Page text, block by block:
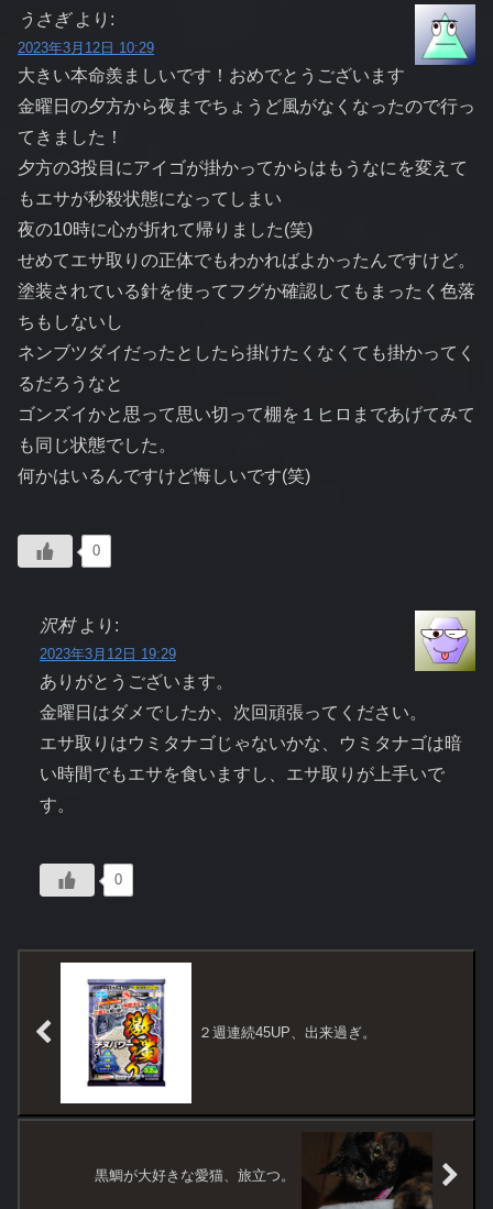
うさぎ より:
2023年3月12日 10:29
大きい本命羨ましいです！おめでとうございます
金曜日の夕方から夜までちょうど風がなくなったので行っ
てきました！
夕方の3投目にアイゴが掛かってからはもうなにを変えて
もエサが秒殺状態になってしまい
夜の10時に心が折れて帰りました(笑)
せめてエサ取りの正体でもわかればよかったんですけど。
塗装されている針を使ってフグか確認してもまったく色落
ちもしないし
ネンブツダイだったとしたら掛けたくなくても掛かってく
るだろうなと
ゴンズイかと思って思い切って棚を１ヒロまであげてみて
も同じ状態でした。
何かはいるんですけど悔しいです(笑)
0
沢村 より:
2023年3月12日 19:29
ありがとうございます。
金曜日はダメでしたか、次回頑張ってください。
エサ取りはウミタナゴじゃないかな、ウミタナゴは暗
い時間でもエサを食いますし、エサ取りが上手いで
す。
0
２週連続45UP、出来過ぎ。
黒鯛が大好きな愛猫、旅立つ。